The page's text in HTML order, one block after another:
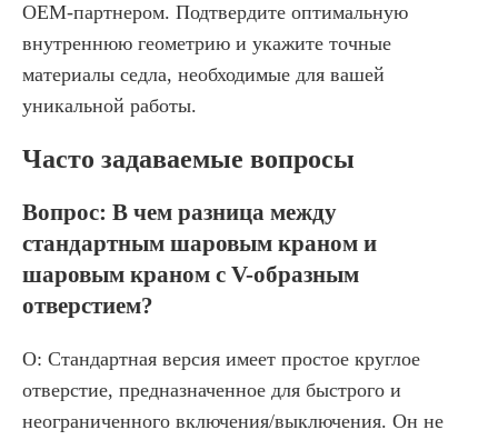
OEM-партнером. Подтвердите оптимальную
внутреннюю геометрию и укажите точные
материалы седла, необходимые для вашей
уникальной работы.
Часто задаваемые вопросы
Вопрос: В чем разница между
стандартным шаровым краном и
шаровым краном с V-образным
отверстием?
О: Стандартная версия имеет простое круглое
отверстие, предназначенное для быстрого и
неограниченного включения/выключения. Он не